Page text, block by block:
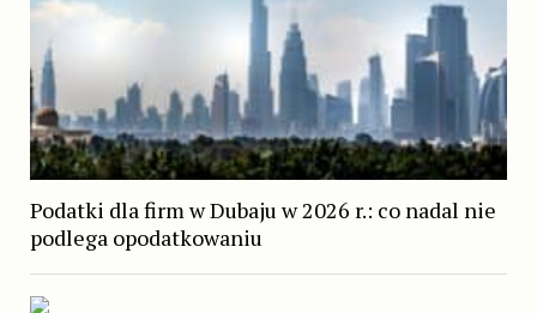
Podatki dla firm w Dubaju w 2026 r.: co nadal nie
podlega opodatkowaniu